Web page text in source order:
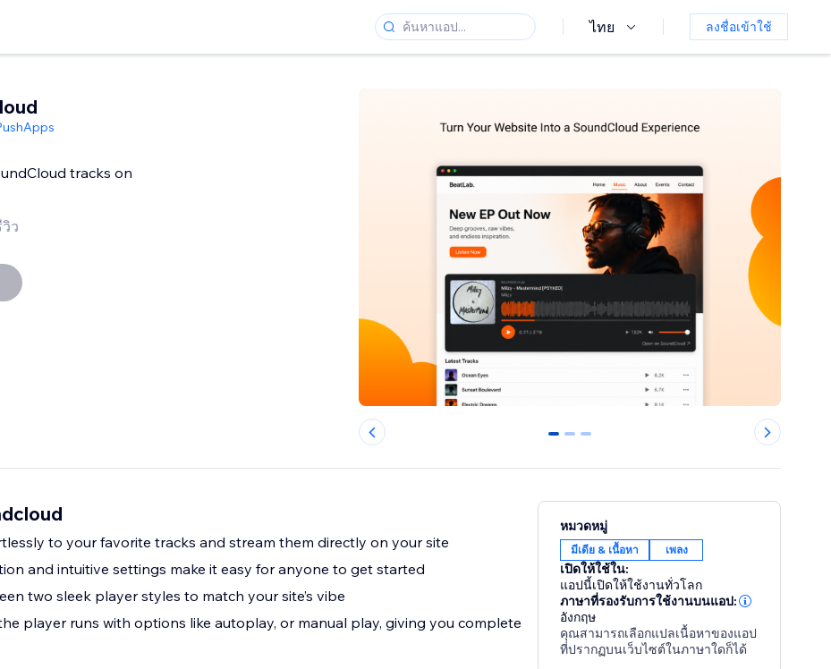
ไทย ลงชื่อเข้าใช้
tracks on
ว
0 1 2
to your favorite tracks and stream them directly on your site
and intuitive settings make it easy for anyone to get started
two sleek player styles to match your site’s vibe
player runs with options like autoplay, or manual play, giving you complete
หมวดหมู่
มีเดีย & เนื้อหา เพลง
เปิดให้ใช้ใน:
แอปนี้เปิดให้ใช้งานทั่วโลก
ภาษาที่รองรับการใช้งานบนแอป:
อังกฤษ
คุณสามารถเลือกแปลเนื้อหาของแอป
ที่ปรากฏบนเว็บไซต์ในภาษาใดก็ได้